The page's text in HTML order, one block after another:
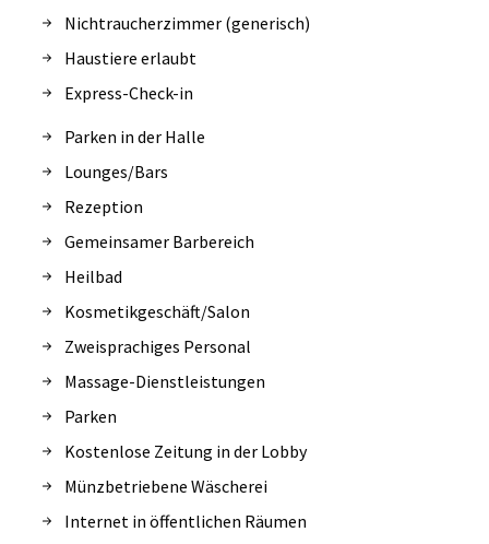
Nichtraucherzimmer (generisch)
Haustiere erlaubt
Express-Check-in
Parken in der Halle
Lounges/Bars
Rezeption
Gemeinsamer Barbereich
Heilbad
Kosmetikgeschäft/Salon
Zweisprachiges Personal
Massage-Dienstleistungen
Parken
Kostenlose Zeitung in der Lobby
Münzbetriebene Wäscherei
Internet in öffentlichen Räumen